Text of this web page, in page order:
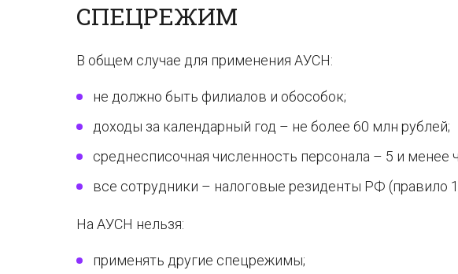
СПЕЦРЕЖИМ
В общем случае для применения АУСН:
не должно быть филиалов и обособок;
доходы за календарный год – не более 60 млн рублей;
среднесписочная численность персонала – 5 и менее
все сотрудники – налоговые резиденты РФ (правило
На АУСН нельзя:
применять другие спецрежимы;